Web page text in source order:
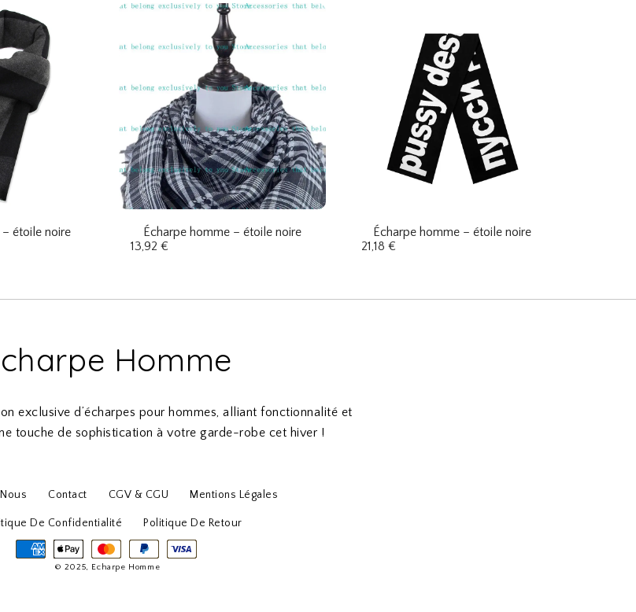
étoile noire
Écharpe homme – étoile noire
13,92 €
Écharpe homme – étoile noire
21,18 €
Homme
exclusive d’écharpes pour hommes, alliant fonctionnalité et
touche de sophistication à votre garde-robe cet hiver !
Contact CGV & CGU Mentions Légales
De Confidentialité Politique De Retour
© 2025, Echarpe Homme